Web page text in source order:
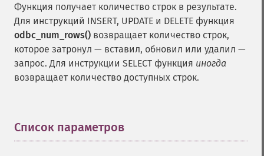
Функция получает количество строк в результате.
Для инструкций INSERT, UPDATE и DELETE функция
odbc_num_rows() возвращает количество строк,
которое затронул — вставил, обновил или удалил —
запрос. Для инструкции SELECT функция иногда
возвращает количество доступных строк.
Список параметров